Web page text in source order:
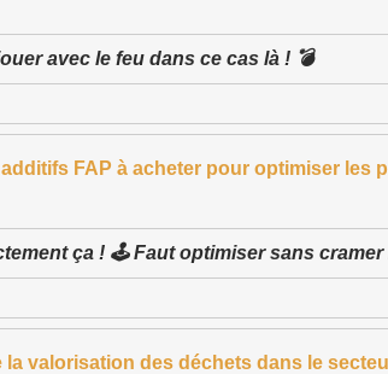
avec le feu dans ce cas là ! 💣
FAP à acheter pour optimiser les
ça ! 🕹️ Faut optimiser sans cramer
la valorisation des déchets dans le